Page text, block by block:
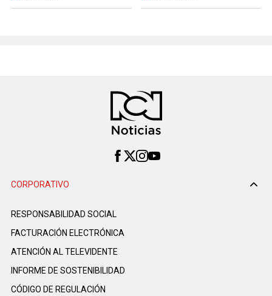
CORPORATIVO
RESPONSABILIDAD SOCIAL
FACTURACIÓN ELECTRÓNICA
ATENCIÓN AL TELEVIDENTE
INFORME DE SOSTENIBILIDAD
CÓDIGO DE REGULACIÓN